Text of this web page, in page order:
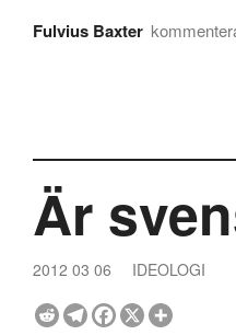
Fulvius Baxter
Är
2012 03 06 IDEOLOGI